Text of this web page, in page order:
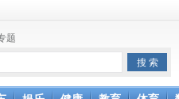
有图书订单
题